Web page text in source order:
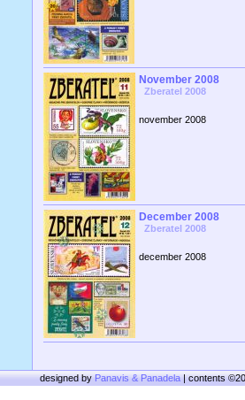
November 2008
Zberatel 2008
november 2008
December 2008
Zberatel 2008
december 2008
designed byPanavis & Panadela| contents